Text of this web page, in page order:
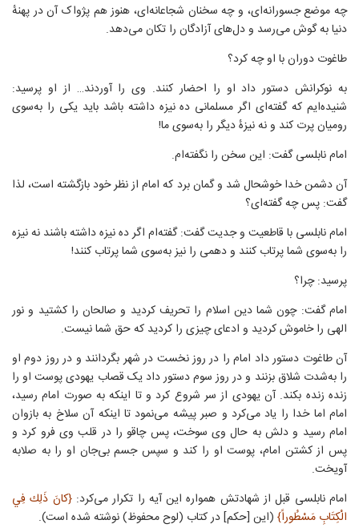
چه موضع جسورانه‌ای، و چه سخنان شجاعانه‌ای، هنوز هم پژواک آن در پهنهٔ
دنیا به گوش می‌رسد و دل‌های آزادگان را تکان می‌دهد.
طاغوت دوران با او چه کرد؟
به نوکرانش دستور داد او را احضار کنند. وی را آوردند… از او پرسید:
شنیده‌ایم که گفته‌ای اگر مسلمانی ده نیزه داشته باشد باید یکی را به‌سوی
رومیان پرت کند و نه نیزهٔ دیگر را به‌سوی ما!
امام نابلسی گفت: این سخن را نگفته‌ام.
آن دشمن خدا خوشحال شد و گمان برد که امام از نظر خود بازگشته‌ است، لذا
گفت: پس چه گفته‌ای؟
امام نابلسی با قاطعیت و جدیت گفت: گفته‌ام اگر ده نیزه داشته باشند نه نیزه
را به‌سوی شما پرتاب کنند و دهمی را نیز به‌سوی شما پرتاب کنند!
پرسید: چرا؟
امام گفت: چون شما دین اسلام را تحریف کردید و صالحان را کشتید و نور
الهی را خاموش کردید و ادعای چیزی را کردید که حق شما نیست.
آن طاغوت دستور داد امام را در روز نخست در شهر بگردانند و در روز دوم او
را به‌شدت شلاق بزنند و در روز سوم دستور داد یک قصاب یهودی پوست او را
زنده زنده بکند. آن یهودی از سر شروع کرد و تا اینکه به صورت امام رسید،
امام اما خدا را یاد می‌کرد و صبر پیشه می‌نمود تا اینکه آن سلاخ به بازوان
امام رسید و دلش به حال وی سوخت، پس چاقو را در قلب وی فرو کرد و
پس از کشتن امام، پوست او را کند و سپس جسم بی‌جان او را به صلابه
آویخت.
امام نابلسی قبل از شهادتش همواره این آیه را تکرار می‌کرد:{كانَ ذَلِك فِي
الْكِتَابِ مَسْطُوراً} (این [حکم] در کتاب (لوح محفوظ) نوشته شده است).